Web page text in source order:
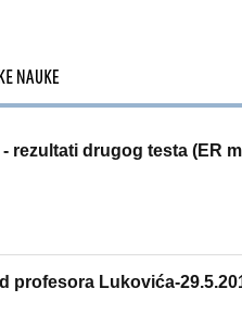
rezultati drugog testa (ER
profesora Lukovića-